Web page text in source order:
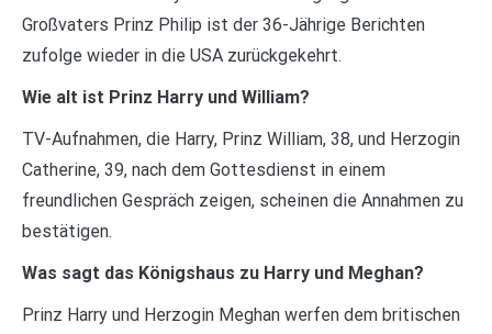
Großvaters Prinz Philip ist der 36-Jährige Berichten
zufolge wieder in die USA zurückgekehrt.
Wie alt ist Prinz Harry und William?
TV-Aufnahmen, die Harry, Prinz William, 38, und Herzogin
Catherine, 39, nach dem Gottesdienst in einem
freundlichen Gespräch zeigen, scheinen die Annahmen zu
bestätigen.
Was sagt das Königshaus zu Harry und Meghan?
Prinz Harry und Herzogin Meghan werfen dem britischen